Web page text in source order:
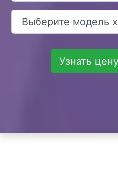
Узнать